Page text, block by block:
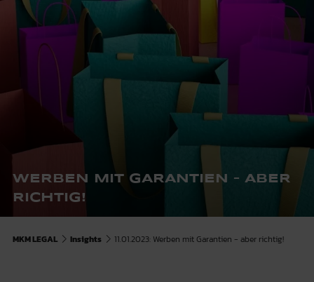
WERBEN MIT GARANTIEN – ABER
RICHTIG!
MKM LEGAL Insights 11.01.2023: Werben mit Garantien - aber richtig!